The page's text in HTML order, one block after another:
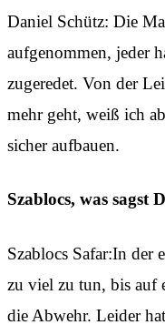
Daniel Schütz: Die
aufgenommen, jeder
zugeredet. Von der
mehr geht, weiß ich
sicher aufbauen.
Szablocs, was sagst
Szablocs Safar:In der
zu viel zu tun, bis auf
die Abwehr. Leider